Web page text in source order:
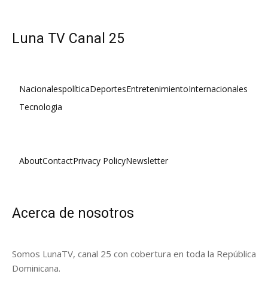
Luna TV Canal 25
NacionalespolíticaDeportesEntretenimientoInternacionales
Tecnologia
AboutContactPrivacy PolicyNewsletter
Acerca de nosotros
Somos LunaTV, canal 25 con cobertura en toda la República
Dominicana.